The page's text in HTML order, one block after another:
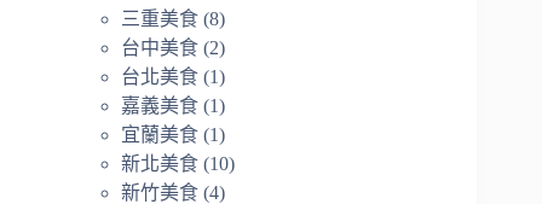
三重美食 (8)
台中美食 (2)
台北美食 (1)
嘉義美食 (1)
宜蘭美食 (1)
新北美食 (10)
新竹美食 (4)